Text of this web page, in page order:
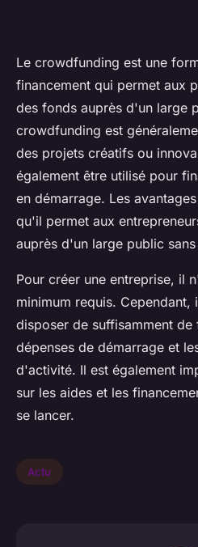
Le crowdfunding est une
financement qui permet aux
des fonds auprès d'un large
crowdfunding est
des projets créatifs ou
également être utilisé pour
en démarrage. Les
qu'il permet aux
auprès d'un large public
Pour créer une entreprise, il
minimum requis. Cependant,
disposer de suffisamment
dépenses de démarrage et
d'activité. Il est également
sur les aides et les
se lancer.
Actu